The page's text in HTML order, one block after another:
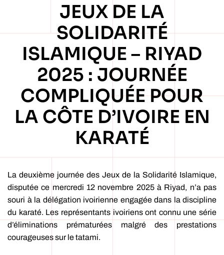
JEUX DE LA
SOLIDARITÉ
ISLAMIQUE – RIYAD
2025 : JOURNÉE
COMPLIQUÉE POUR
LA CÔTE D’IVOIRE EN
KARATÉ
La deuxième journée des Jeux de la Solidarité Islamique,
disputée ce mercredi 12 novembre 2025 à Riyad, n’a pas
souri à la délégation ivoirienne engagée dans la discipline
du karaté. Les représentants ivoiriens ont connu une série
d’éliminations prématurées malgré des prestations
courageuses sur le tatami.